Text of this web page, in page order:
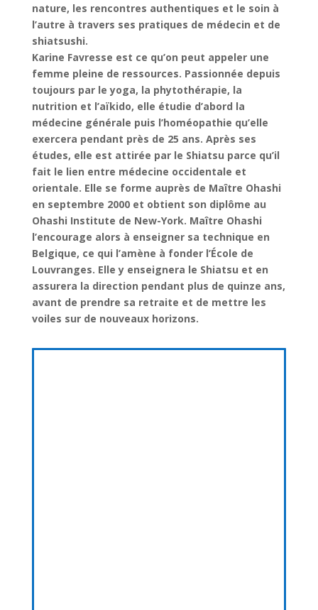
nature, les rencontres authentiques et le soin à
l’autre à travers ses pratiques de médecin et de
shiatsushi.
Karine Favresse est ce qu’on peut appeler une
femme pleine de ressources. Passionnée depuis
toujours par le yoga, la phytothérapie, la
nutrition et l’aïkido, elle étudie d’abord la
médecine générale puis l’homéopathie qu’elle
exercera pendant près de 25 ans. Après ses
études, elle est attirée par le Shiatsu parce qu’il
fait le lien entre médecine occidentale et
orientale. Elle se forme auprès de Maître Ohashi
en septembre 2000 et obtient son diplôme au
Ohashi Institute de New-York. Maître Ohashi
l’encourage alors à enseigner sa technique en
Belgique, ce qui l’amène à fonder l’École de
Louvranges. Elle y enseignera le Shiatsu et en
assurera la direction pendant plus de quinze ans,
avant de prendre sa retraite et de mettre les
voiles sur de nouveaux horizons.